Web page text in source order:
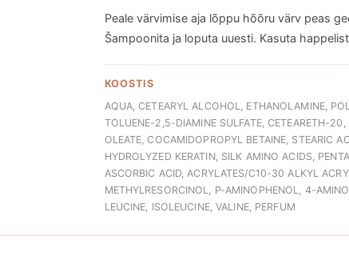
Peale värvimise aja lõppu hõõru värv peas
Šampoonita ja loputa uuesti. Kasuta
KOOSTIS
AQUA, CETEARYL ALCOHOL, ETHANOLAMINE,
TOLUENE-2,5-DIAMINE SULFATE, CETEARETH-
OLEATE, COCAMIDOPROPYL BETAINE, STEARIC
HYDROLYZED KERATIN, SILK AMINO ACIDS,
ASCORBIC ACID, ACRYLATES/C10-30 ALKYL
METHYLRESORCINOL, P-AMINOPHENOL, 4-
LEUCINE, ISOLEUCINE, VALINE, PERFUM